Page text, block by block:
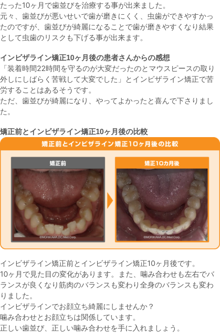
たった10ヶ月で歯並びを治療する事が出来ました。
元々、歯並びが悪いせいで歯が磨きにくく、虫歯ができやすかっ
たのですが、歯並びが綺麗になることで歯が磨きやすくなり結果
として虫歯のリスクも下げる事が出来ます。
インビザライン矯正10ヶ月後の患者さんからの感想
「装着時間22時間を守るのが大変だったのとマウスピースの取り
外しにしばらく苦戦して大変でした」とインビザライン矯正で苦
労することはあるそうです。
ただ、歯並びが綺麗になり、やってよかったと喜んで下さりまし
た。
矯正前とインビザライン矯正10ヶ月後の比較
インビザライン矯正前とインビザライン矯正10ヶ月後です。
10ヶ月で見た目の変化があります。また、噛み合わせも左右でバ
ランスが良くなり筋肉のバランスも変わり全身のバランスも変わ
りました。
インビザラインでお顔立ち綺麗にしませんか？
噛み合わせとお顔立ちは関係しています。
正しい歯並び、正しい噛み合わせを手に入れましょう。